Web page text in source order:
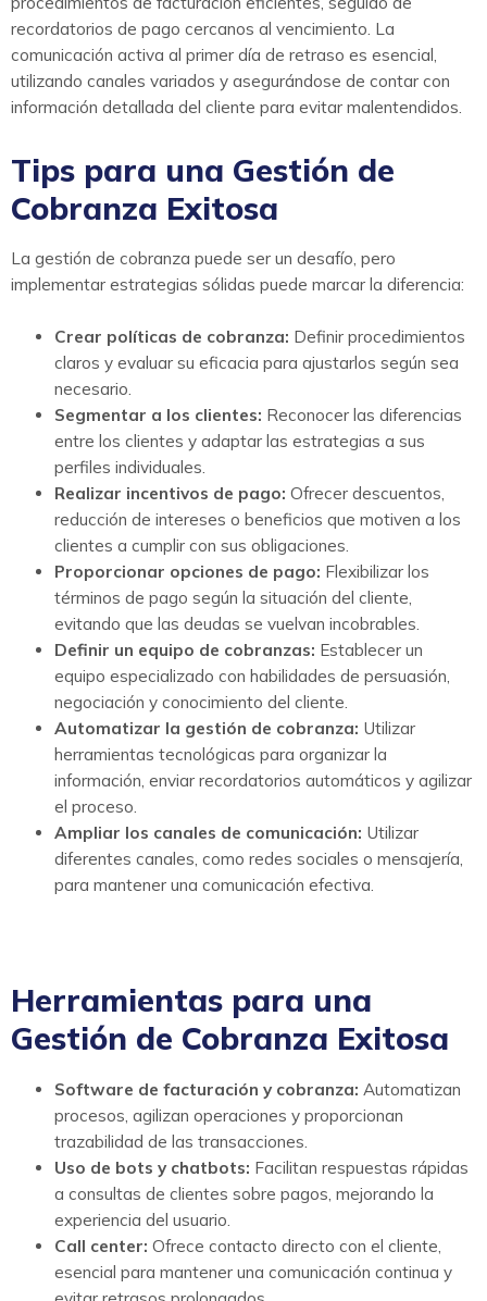
recordatorios de pago cercanos al vencimiento. La
comunicación activa al primer día de retraso es esencial,
utilizando canales variados y asegurándose de contar con
información detallada del cliente para evitar malentendidos.
Tips para una Gestión de
Cobranza Exitosa
La gestión de cobranza puede ser un desafío, pero
implementar estrategias sólidas puede marcar la diferencia:
Crear políticas de cobranza: Definir procedimientos
claros y evaluar su eficacia para ajustarlos según sea
necesario.
Segmentar a los clientes: Reconocer las diferencias
entre los clientes y adaptar las estrategias a sus
perfiles individuales.
Realizar incentivos de pago: Ofrecer descuentos,
reducción de intereses o beneficios que motiven a los
clientes a cumplir con sus obligaciones.
Proporcionar opciones de pago: Flexibilizar los
términos de pago según la situación del cliente,
evitando que las deudas se vuelvan incobrables.
Definir un equipo de cobranzas: Establecer un
equipo especializado con habilidades de persuasión,
negociación y conocimiento del cliente.
Automatizar la gestión de cobranza: Utilizar
herramientas tecnológicas para organizar la
información, enviar recordatorios automáticos y agilizar
el proceso.
Ampliar los canales de comunicación: Utilizar
diferentes canales, como redes sociales o mensajería,
para mantener una comunicación efectiva.
Herramientas para una
Gestión de Cobranza Exitosa
Software de facturación y cobranza: Automatizan
procesos, agilizan operaciones y proporcionan
trazabilidad de las transacciones.
Uso de bots y chatbots: Facilitan respuestas rápidas
a consultas de clientes sobre pagos, mejorando la
experiencia del usuario.
Call center: Ofrece contacto directo con el cliente,
esencial para mantener una comunicación continua y